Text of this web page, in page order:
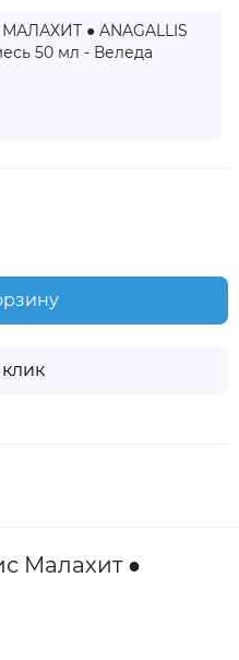
● ANAGALLIS
50 мл - Веледа
клик
Малахит ●